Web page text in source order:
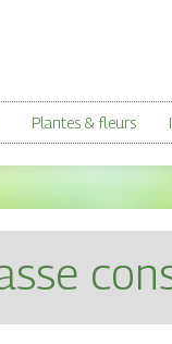
Plantes & fleurs